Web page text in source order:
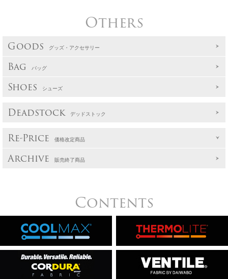
Others
Goods グッズ・アクセサリー
Bag バッグ
Shoes シューズ
Deadstock デッドストック
Re-Price 価格改定商品
Archive 販売終了商品
Contents